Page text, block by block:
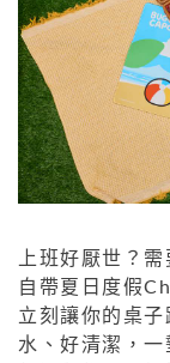
上班好厭世？
自帶夏日度假
立刻讓你的桌
水、好清潔，